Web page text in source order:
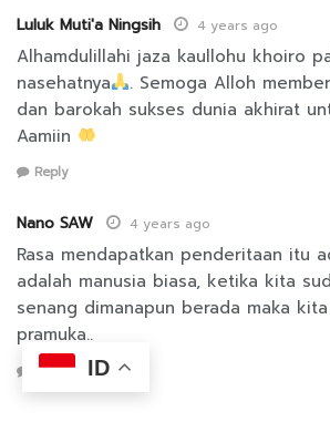
Luluk Muti'a Ningsih 4 years ago
Alhamdulillahi jaza kaullohu khoiro
nasehatnya
. Semoga Alloh
dan barokah sukses dunia akhirat
Aamiin
Reply
Nano SAW 4 years ago
Rasa mendapatkan penderitaan itu
adalah manusia biasa, ketika kita
senang dimanapun berada maka
pramuka..
Reply ID